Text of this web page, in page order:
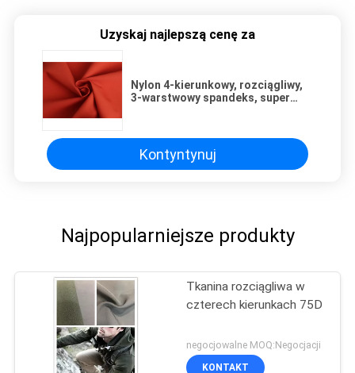
Uzyskaj najlepszą cenę za
Nylon 4-kierunkowy, rozciągliwy,
3-warstwowy spandeks, super
Kontyntynuj
Najpopularniejsze produkty
Tkanina rozciągliwa w
czterech kierunkach 75D
negocjowalne MOQ:Negocjacji
KONTAKT